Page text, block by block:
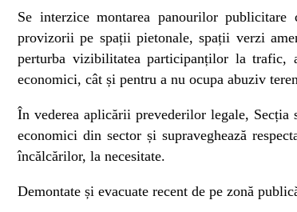
Se interzice montarea panourilor
provizorii pe spații pietonale, spații verzi
perturba vizibilitatea participanților la trafic,
economici, cât și pentru a nu ocupa abuziv
În vederea aplicării prevederilor legale,
economici din sector și supraveghează
încălcărilor, la necesitate.
Demontate și evacuate recent de pe zonă